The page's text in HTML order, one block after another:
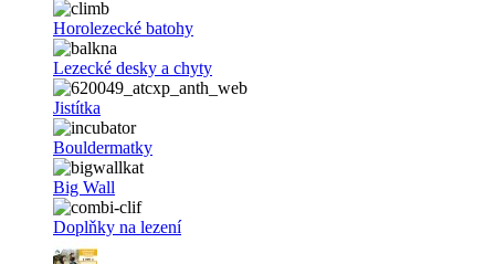
Horolezecké batohy
Lezecké desky a chyty
Jistítka
Bouldermatky
Big Wall
Doplňky na lezení